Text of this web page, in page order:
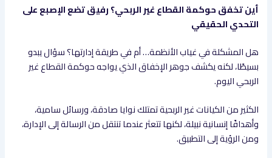
أين تخفق حوكمة القطاع غير الربحي؟ رفيق تضع الإصبع على
التحدي الحقيقي
هل المشكلة في غياب الأنظمة… أم في طريقة إدارتها؟ سؤال يبدو
بسيطًا، لكنه يكشف جوهر الإخفاق الذي يواجه حوكمة القطاع غير
الربحي اليوم.
الكثير من الكيانات غير الربحية تمتلك نوايا صادقة، ورسائل سامية،
وأهدافًا إنسانية نبيلة، لكنها تتعثر عندما تنتقل من الرسالة إلى الإدارة،
ومن الرؤية إلى التطبيق.